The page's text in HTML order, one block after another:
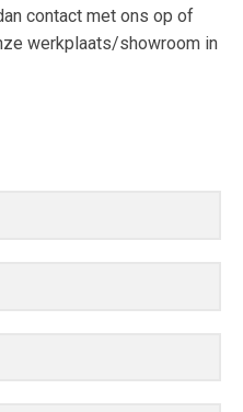
contact met ons op of
werkplaats/showroom in